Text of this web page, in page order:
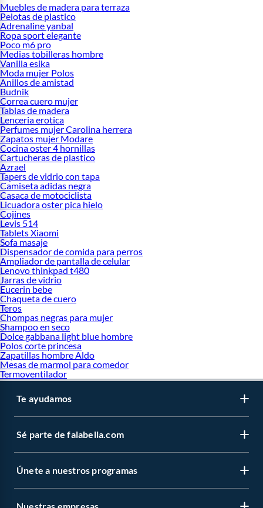
Muebles de madera para terraza
Pelotas de plastico
Adrenaline yanbal
Ropa sport elegante
Poco m6 pro
Medias tobilleras hombre
Vanilla esika
Moda mujer Polos
Anillos de amistad
Budnik
Correa cuero mujer
Tablas de madera
Lenceria erotica
Perfumes mujer Carolina herrera
Zapatos mujer Modare
Cocina oster 4 hornillas
Cartucheras de plastico
Azrael
Tapers de vidrio con tapa
Camiseta adidas negra
Casaca de motociclista
Licuadora oster pica hielo
Cojines
Levis 514
Tablets Xiaomi
Sofa masaje
Dispensador de comida para perros
Ampliador de pantalla de celular
Lenovo thinkpad t480
Jarras de vidrio
Eucerin bebe
Chaqueta de cuero
Teros
Chompas negras para mujer
Shampoo en seco
Dolce gabbana light blue hombre
Polos corte princesa
Zapatillas hombre Aldo
Mesas de marmol para comedor
Termoventilador
Te ayudamos
Sé parte de falabella.com
Únete a nuestros programas
Nuestras empresas